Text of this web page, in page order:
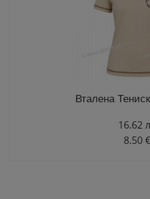
Вталена
16.62
8.50 €